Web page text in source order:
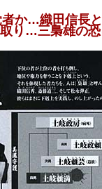
者か…織田信長
り…三梟雄の恐